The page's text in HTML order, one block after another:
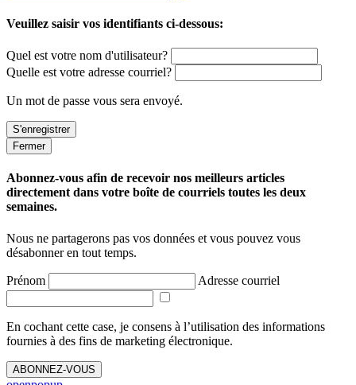
Veuillez saisir vos identifiants ci-dessous:
Quel est votre nom d'utilisateur?
Quelle est votre adresse courriel?
Un mot de passe vous sera envoyé.
Fermer
Abonnez-vous afin de recevoir nos meilleurs articles
directement dans votre boîte de courriels toutes les deux
semaines.
Nous ne partagerons pas vos données et vous pouvez vous
désabonner en tout temps.
Prénom Adresse courriel
En cochant cette case, je consens à l’utilisation des informations
fournies à des fins de marketing électronique.
ABONNEZ-VOUS